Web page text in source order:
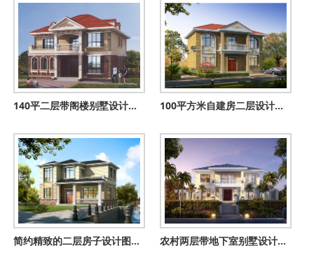
140平二层带阁楼别墅设计方案图，外观图片色彩明快 100平方米自建房二层设计图纸及效果图，12x9米
简约精致的二层房子设计图，农村自建经济实用 农村两层带地下室别墅设计图，还带庭院规划，适合农村建